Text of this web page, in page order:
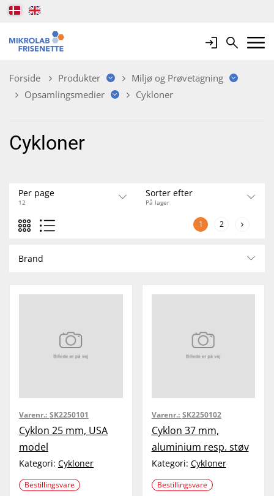
LoginSearchMobile
Forside Produkter
Miljø og Prøvetagning
Opsamlingsmedier
Cykloner
Cykloner
Per page
12
Sorter efter
På lager
1 2
Brand
Varenr.: SK2250101
Cyklon 25 mm, USA
model
Kategori: Cykloner
Bestillingsvare
Varenr.: SK2250102
Cyklon 37 mm,
aluminium resp. støv
Kategori: Cykloner
Bestillingsvare